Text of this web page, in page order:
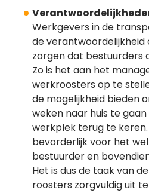
Werkgevers in de
de
zorgen dat bestuurders
Zo is het aan het
werkroosters op te
de mogelijkheid bieden
weken naar huis te
werkplek terug te keren.
bevorderlijk voor het
bestuurder en
Het is dus de taak van
roosters zorgvuldig uit